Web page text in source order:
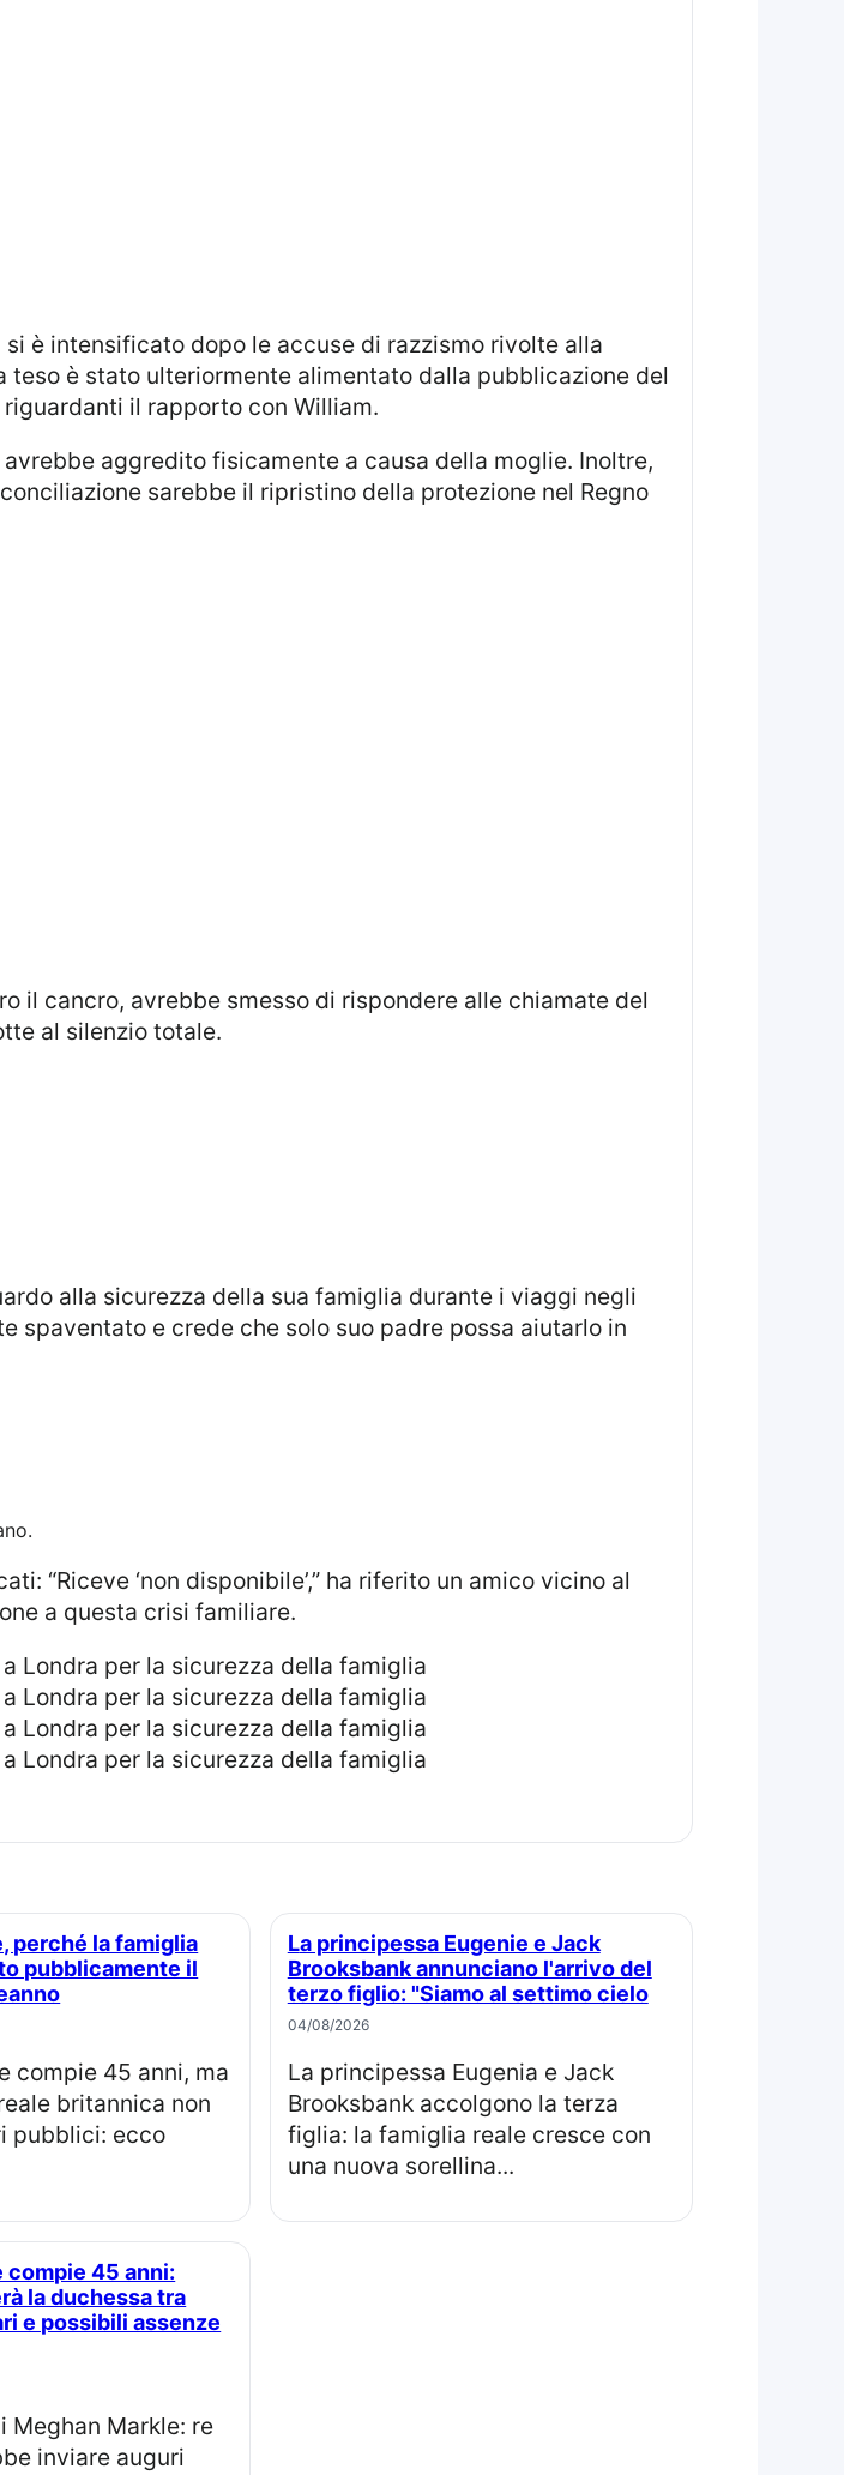
si è intensificato dopo le accuse di razzismo rivolte alla
è stato ulteriormente alimentato dalla pubblicazione del
il rapporto con William.
sarebbe il ripristino della protezione nel Regno
il cancro, avrebbe smesso di rispondere alle chiamate del
al silenzio totale.
spaventato e crede che solo suo padre possa aiutarlo in
a questa crisi familiare.
pubblicamente il
britannica non
pubblici: ecco
La principessa Eugenie e Jack
Brooksbank annunciano l'arrivo del
terzo figlio: "Siamo al settimo cielo
04/08/2026
La principessa Eugenia e Jack
Brooksbank accolgono la terza
figlia: la famiglia reale cresce con
una nuova sorellina...
la duchessa tra
e possibili assenze
inviare auguri